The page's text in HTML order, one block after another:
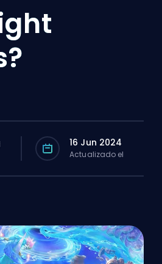
16 Jun 2024
Actualizado el